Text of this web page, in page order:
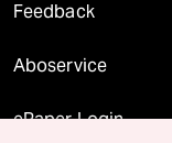
Feedback
Aboservice
ePaper Login